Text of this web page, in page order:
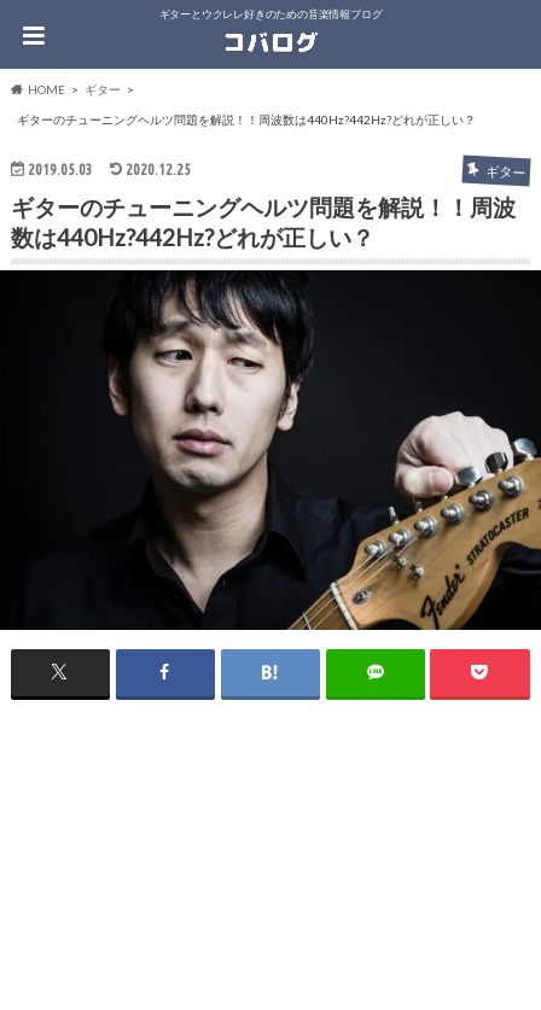
ギターとウクレレ好きのための音楽情報ブログ
HOME ギター
ギターのチューニングヘルツ問題を解説！！周波数は440Hz?442Hz?どれが正しい？
2019.05.03 2020.12.25 ギター
ギターのチューニングヘルツ問題を解説！！周波
数は440Hz?442Hz?どれが正しい？